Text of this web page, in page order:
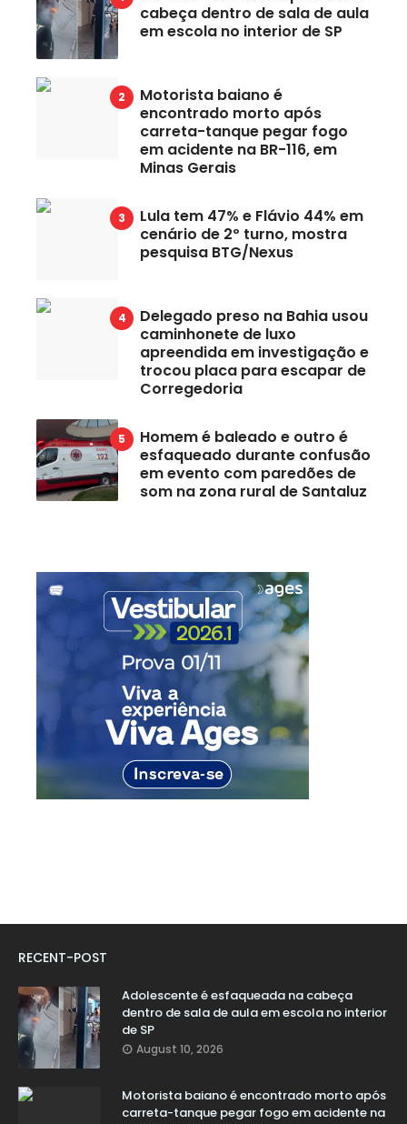
cabeça dentro de sala de aula
em escola no interior de SP
Motorista baiano é
encontrado morto após
carreta-tanque pegar fogo
em acidente na BR-116, em
Minas Gerais
Lula tem 47% e Flávio 44% em
cenário de 2º turno, mostra
pesquisa BTG/Nexus
Delegado preso na Bahia usou
caminhonete de luxo
apreendida em investigação e
trocou placa para escapar de
Corregedoria
Homem é baleado e outro é
esfaqueado durante confusão
em evento com paredões de
som na zona rural de Santaluz
RECENT-POST
Adolescente é esfaqueada na cabeça
dentro de sala de aula em escola no interior
de SP
August 10, 2026
Motorista baiano é encontrado morto após
carreta-tanque pegar fogo em acidente na